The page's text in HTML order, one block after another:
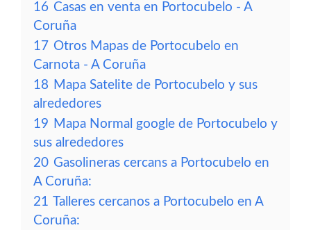
16 Casas en venta en Portocubelo - A
Coruña
17 Otros Mapas de Portocubelo en
Carnota - A Coruña
18 Mapa Satelite de Portocubelo y sus
alrededores
19 Mapa Normal google de Portocubelo y
sus alrededores
20 Gasolineras cercans a Portocubelo en
A Coruña:
21 Talleres cercanos a Portocubelo en A
Coruña: